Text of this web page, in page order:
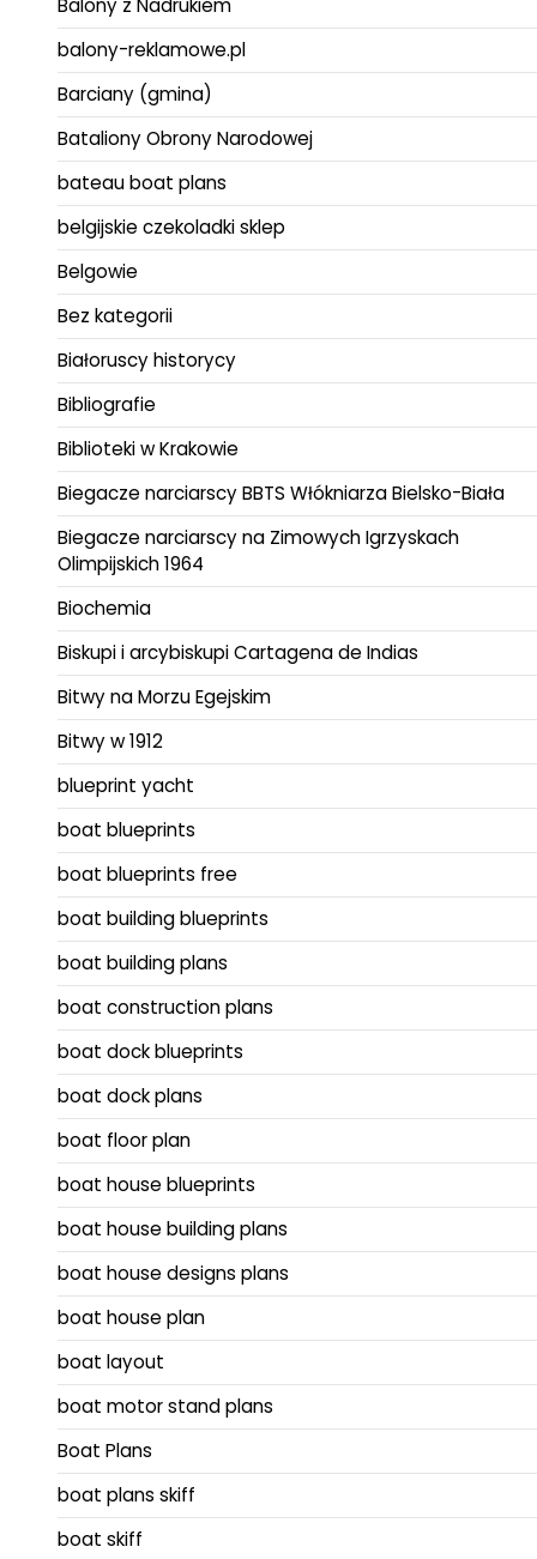
Balony z Nadrukiem
balony-reklamowe.pl
Barciany (gmina)
Bataliony Obrony Narodowej
bateau boat plans
belgijskie czekoladki sklep
Belgowie
Bez kategorii
Białoruscy historycy
Bibliografie
Biblioteki w Krakowie
Biegacze narciarscy BBTS Włókniarza Bielsko-Biała
Biegacze narciarscy na Zimowych Igrzyskach
Olimpijskich 1964
Biochemia
Biskupi i arcybiskupi Cartagena de Indias
Bitwy na Morzu Egejskim
Bitwy w 1912
blueprint yacht
boat blueprints
boat blueprints free
boat building blueprints
boat building plans
boat construction plans
boat dock blueprints
boat dock plans
boat floor plan
boat house blueprints
boat house building plans
boat house designs plans
boat house plan
boat layout
boat motor stand plans
Boat Plans
boat plans skiff
boat skiff